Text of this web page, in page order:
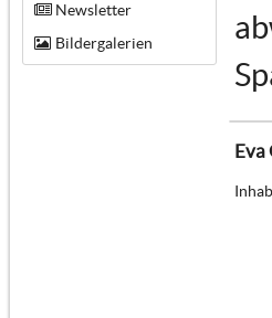
Newsletter
Bildergalerien
Eva